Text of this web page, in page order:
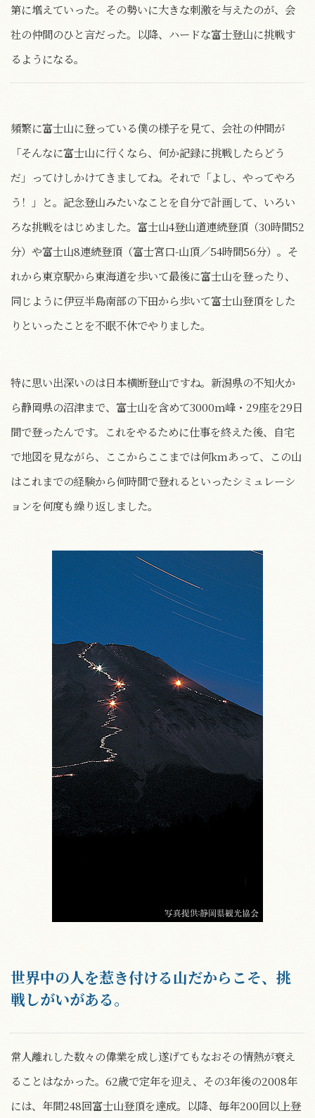
第に増えていった。その勢いに大きな刺激を与えたのが、会
社の仲間のひと言だった。以降、ハードな富士登山に挑戦す
るようになる。
頻繁に富士山に登っている僕の様子を見て、会社の仲間が
「そんなに富士山に行くなら、何か記録に挑戦したらどう
だ」ってけしかけてきましてね。それで「よし、やってやろ
う！」と。記念登山みたいなことを自分で計画して、いろい
ろな挑戦をはじめました。富士山4登山道連続登頂（30時間52
分）や富士山8連続登頂（富士宮口-山頂／54時間56分）。そ
れから東京駅から東海道を歩いて最後に富士山を登ったり、
同じように伊豆半島南部の下田から歩いて富士山登頂をした
りといったことを不眠不休でやりました。
特に思い出深いのは日本横断登山ですね。新潟県の不知火か
ら静岡県の沼津まで、富士山を含めて3000ｍ峰・29座を29日
間で登ったんです。これをやるために仕事を終えた後、自宅
で地図を見ながら、ここからここまでは何kmあって、この山
はこれまでの経験から何時間で登れるといったシミュレーシ
ョンを何度も繰り返しました。
世界中の人を惹き付ける山だからこそ、挑
戦しがいがある。
常人離れした数々の偉業を成し遂げてもなおその情熱が衰え
ることはなかった。62歳で定年を迎え、その3年後の2008年
には、年間248回富士山登頂を達成。以降、毎年200回以上登